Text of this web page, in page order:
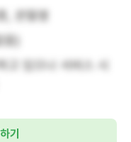
, 관절염
)
고 있으나 서비스 시
기